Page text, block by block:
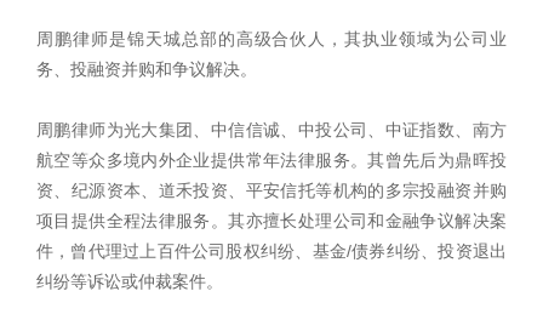
周鹏律师是锦天城总部的高级合伙人，其执业领域为公司业
务、投融资并购和争议解决。
周鹏律师为光大集团、中信信诚、中投公司、中证指数、南方
航空等众多境内外企业提供常年法律服务。其曾先后为鼎晖投
资、纪源资本、道禾投资、平安信托等机构的多宗投融资并购
项目提供全程法律服务。其亦擅长处理公司和金融争议解决案
件，曾代理过上百件公司股权纠纷、基金/债券纠纷、投资退出
纠纷等诉讼或仲裁案件。